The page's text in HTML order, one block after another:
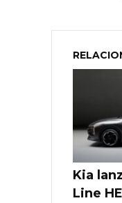
Kia
Line